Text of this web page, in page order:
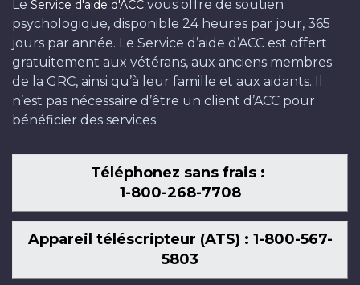
Le Service d'aide d'ACC vous offre de soutien
psychologique, disponible 24 heures par jour, 365
jours par année. Le Service d’aide d’ACC est offert
gratuitement aux vétérans, aux anciens membres
de la GRC, ainsi qu’à leur famille et aux aidants. Il
n’est pas nécessaire d’être un client d’ACC pour
bénéficier des services.
Téléphonez sans frais :
1-800-268-7708
Appareil téléscripteur (ATS) : 1-800-567-
5803